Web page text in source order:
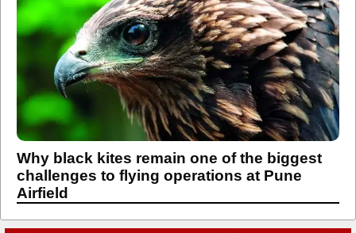
Why black kites remain one of the biggest
challenges to flying operations at Pune
Airfield